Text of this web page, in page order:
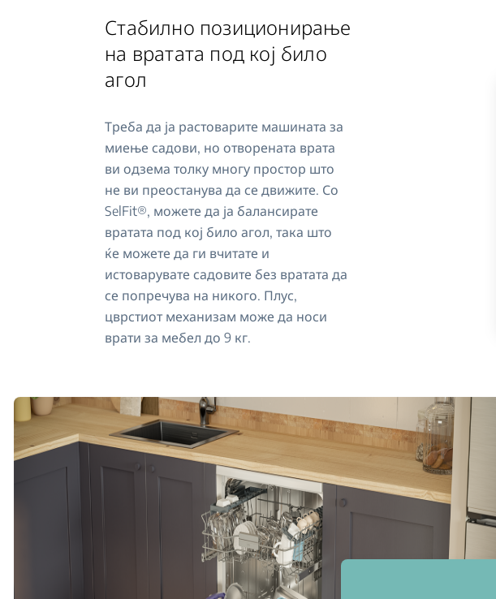
Стабилно позиционирање
на вратата под кој било
агол
Треба да ја растоварите машината за
миење садови, но отворената врата
ви одзема толку многу простор што
не ви преостанува да се движите. Со
SelFit®, можете да ја балансирате
вратата под кој било агол, така што
ќе можете да ги вчитате и
истоварувате садовите без вратата да
се попречува на никого. Плус,
цврстиот механизам може да носи
врати за мебел до 9 кг.